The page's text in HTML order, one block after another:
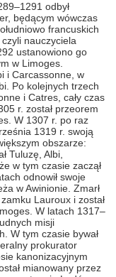
odbył
będącym wówczas
francuskich
nauczyciela
ustanowiono go
w Limoges.
i Carcassonne, w
Po kolejnych trzech
i Catres, cały czas
r. został przeorem
W 1307 r. po raz
1319 r. swoją
obszarze:
Tuluzę, Albi,
w tym czasie zaczął
odnowił swoje
w Awinionie. Zmarł
Lauroux i został
W latach 1317–
misji
W tym czasie bywał
prokurator
kanonizacyjnym
mianowany przez